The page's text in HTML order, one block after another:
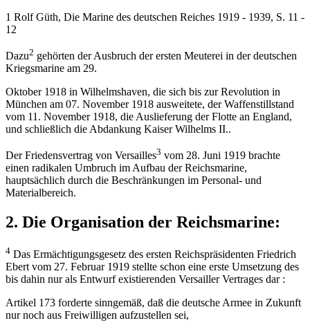
1 Rolf Güth, Die Marine des deutschen Reiches 1919 - 1939, S. 11 -
12
Dazu2 gehörten der Ausbruch der ersten Meuterei in der deutschen
Kriegsmarine am 29.
Oktober 1918 in Wilhelmshaven, die sich bis zur Revolution in
München am 07. November 1918 ausweitete, der Waffenstillstand
vom 11. November 1918, die Auslieferung der Flotte an England,
und schließlich die Abdankung Kaiser Wilhelms II..
Der Friedensvertrag von Versailles3 vom 28. Juni 1919 brachte
einen radikalen Umbruch im Aufbau der Reichsmarine,
hauptsächlich durch die Beschränkungen im Personal- und
Materialbereich.
2. Die Organisation der Reichsmarine:
4 Das Ermächtigungsgesetz des ersten Reichspräsidenten Friedrich
Ebert vom 27. Februar 1919 stellte schon eine erste Umsetzung des
bis dahin nur als Entwurf existierenden Versailler Vertrages dar :
Artikel 173 forderte sinngemäß, daß die deutsche Armee in Zukunft
nur noch aus Freiwilligen aufzustellen sei,